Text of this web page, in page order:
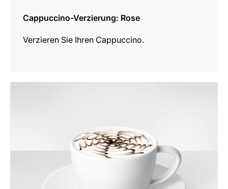
Cappuccino-Verzierung: Rose
Verzieren Sie Ihren Cappuccino.